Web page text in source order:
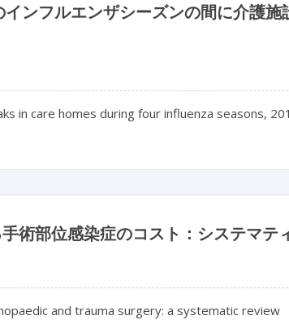
ンフルエンザシーズンの間に介護
in care homes during four influenza seasons,
術部位感染症のコスト：システマテ
and trauma surgery: a systematic review